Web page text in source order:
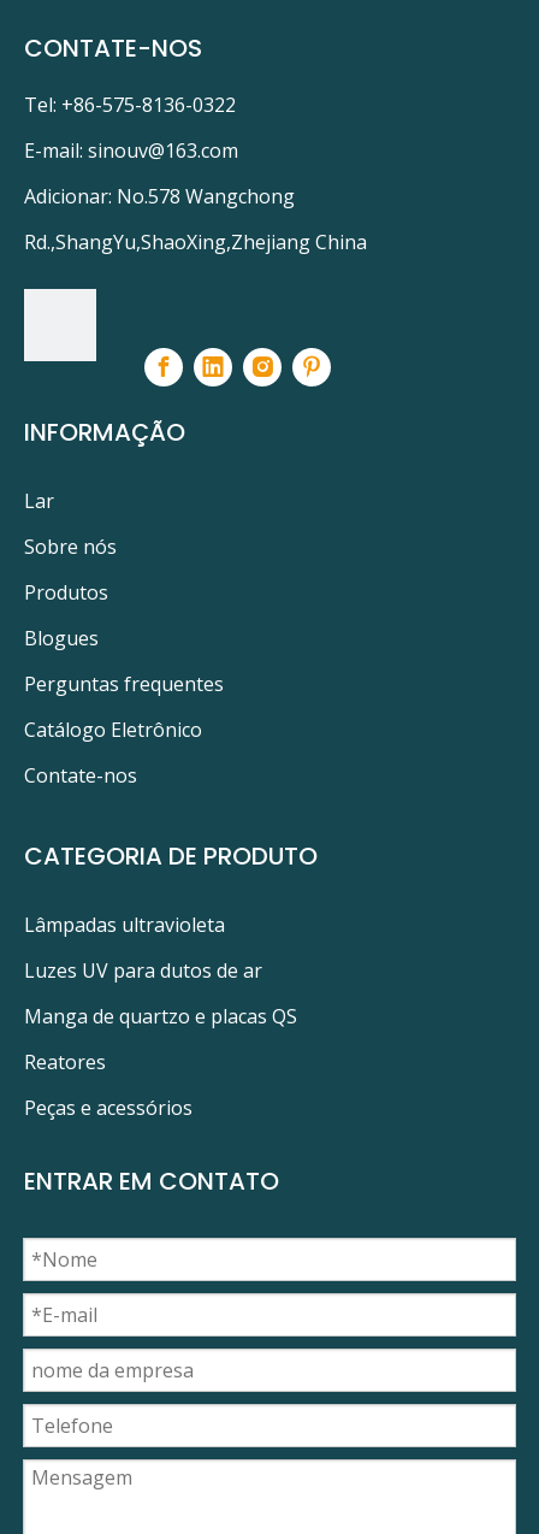
CONTATE-NOS
Tel: +86-575-8136-0322
E-mail: sinouv@163.com
Adicionar: No.578 Wangchong
Rd.,ShangYu,ShaoXing,Zhejiang China
INFORMAÇÃO
Lar
Sobre nós
Produtos
Blogues
Perguntas frequentes
Catálogo Eletrônico
Contate-nos
CATEGORIA DE PRODUTO
Lâmpadas ultravioleta
Luzes UV para dutos de ar
Manga de quartzo e placas QS
Reatores
Peças e acessórios
ENTRAR EM CONTATO